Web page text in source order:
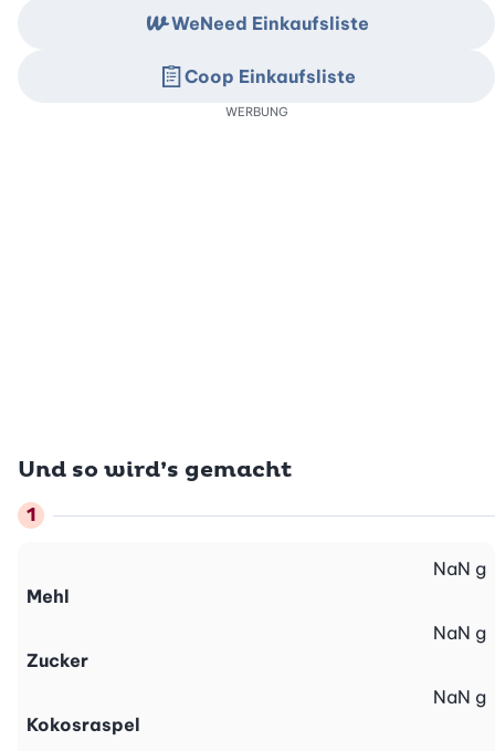
Und so wird’s gemacht
Mehl
NaN g
Zucker
NaN g
Kokosraspel
NaN g
WeNeed Einkaufsliste
Coop Einkaufsliste
WERBUNG